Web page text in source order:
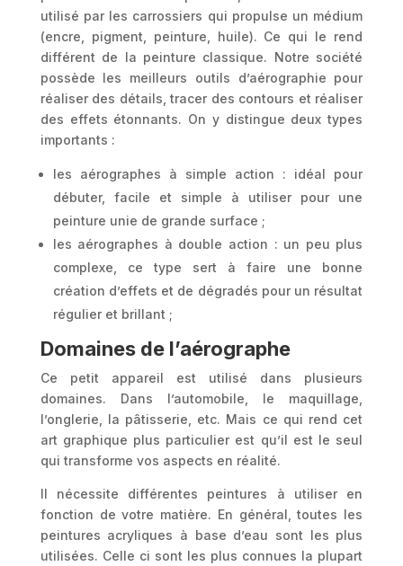
utilisé par les carrossiers qui propulse un médium
(encre, pigment, peinture, huile). Ce qui le rend
différent de la peinture classique. Notre société
possède les meilleurs outils d’aérographie pour
réaliser des détails, tracer des contours et réaliser
des effets étonnants. On y distingue deux types
importants :
les aérographes à simple action : idéal pour
débuter, facile et simple à utiliser pour une
peinture unie de grande surface ;
les aérographes à double action : un peu plus
complexe, ce type sert à faire une bonne
création d’effets et de dégradés pour un résultat
régulier et brillant ;
Domaines de l’aérographe
Ce petit appareil est utilisé dans plusieurs
domaines. Dans l’automobile, le maquillage,
l’onglerie, la pâtisserie, etc. Mais ce qui rend cet
art graphique plus particulier est qu’il est le seul
qui transforme vos aspects en réalité.
Il nécessite différentes peintures à utiliser en
fonction de votre matière. En général, toutes les
peintures acryliques à base d’eau sont les plus
utilisées. Celle ci sont les plus connues la plupart